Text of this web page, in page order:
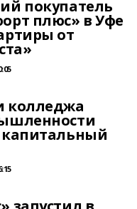
покупатель
плюс» в Уфе
от
колледжа